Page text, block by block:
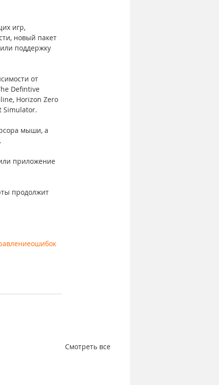
игр,
новый пакет
поддержку
от
Defintive
Horizon Zero
Simulator.
мыши, а
приложение
продолжит
Смотреть все